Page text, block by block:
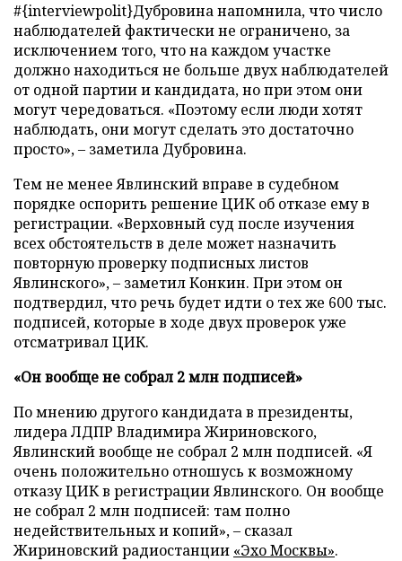
#{interviewpolit}Дубровина напомнила, что число
наблюдателей фактически не ограничено, за
исключением того, что на каждом участке
должно находиться не больше двух наблюдателей
от одной партии и кандидата, но при этом они
могут чередоваться. «Поэтому если люди хотят
наблюдать, они могут сделать это достаточно
просто», – заметила Дубровина.
Тем не менее Явлинский вправе в судебном
порядке оспорить решение ЦИК об отказе ему в
регистрации. «Верховный суд после изучения
всех обстоятельств в деле может назначить
повторную проверку подписных листов
Явлинского», – заметил Конкин. При этом он
подтвердил, что речь будет идти о тех же 600 тыс.
подписей, которые в ходе двух проверок уже
отсматривал ЦИК.
«Он вообще не собрал 2 млн подписей»
По мнению другого кандидата в президенты,
лидера ЛДПР Владимира Жириновского,
Явлинский вообще не собрал 2 млн подписей. «Я
очень положительно отношусь к возможному
отказу ЦИК в регистрации Явлинского. Он вообще
не собрал 2 млн подписей: там полно
недействительных и копий», – сказал
Жириновский радиостанции «Эхо Москвы».